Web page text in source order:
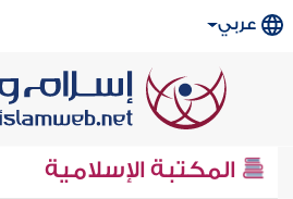
عربي
المكتبة الإسلامية